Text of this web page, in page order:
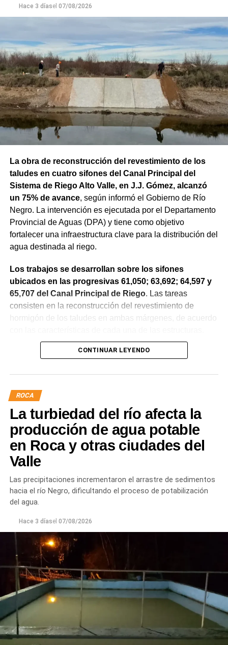
El viernes (14/08) continuará con temperaturas en
ascenso, con una máxima de 13°C y una mínima de 2°C.
Se espera cielo mayormente cubierto durante el día y
cubierto durante la noche, con vientos del este de hasta
20 km/h y ráfagas de 35 km/h.
Finalmente,el sábado (15/08) será la jornada más
templada del período, con una máxima de 14°C y una
mínima de 2°C. El cielo permanecerá cubierto durante el
día y la noche, mientras que el viento será más leve, con
17 km/h durante el día y 8 km/h durante la noche.
Hace 3 díasel 07/08/2026
La obra de reconstrucción del revestimiento de los
taludes en cuatro sifones del Canal Principal del
Sistema de Riego Alto Valle, en J.J. Gómez, alcanzó
un 75% de avance, según informó el Gobierno de Río
Negro. La intervención es ejecutada por el Departamento
Provincial de Aguas (DPA) y tiene como objetivo
fortalecer una infraestructura clave para la distribución del
agua destinada al riego.
Los trabajos se desarrollan sobre los sifones
ubicados en las progresivas 61,050; 63,692; 64,597 y
65,707 del Canal Principal de Riego. Las tareas
consisten en la reconstrucción del revestimiento de
hormigón de los taludes en ambas márgenes, de acuerdo
La obra incluye la demolición de losas deterioradas, la
requieren, la ejecución de un nuevo revestimiento de
hormigón reforzado con malla de acero y el sellado de
juntas para mejorar la durabilidad de la infraestructura.
Desde el DPA destacaron que esta intervención forma
parte del plan de mantenimiento y renovación de la
infraestructura hídrica provincial, con el propósito de
optimizar la conducción del agua, preservar el Canal
seguro para los productores del Alto Valle.
CONTINUAR LEYENDO
ROCA
La turbiedad del río afecta la
producción de agua potable
en Roca y otras ciudades del
Valle
Las precipitaciones incrementaron el arrastre de sedimentos
hacia el río Negro, dificultando el proceso de potabilización
del agua.
Hace 3 díasel 07/08/2026